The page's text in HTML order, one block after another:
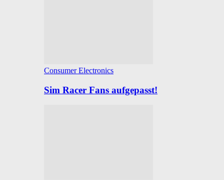
Consumer Electronics
Sim Racer Fans aufgepasst!